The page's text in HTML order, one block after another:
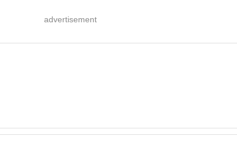
advertisement